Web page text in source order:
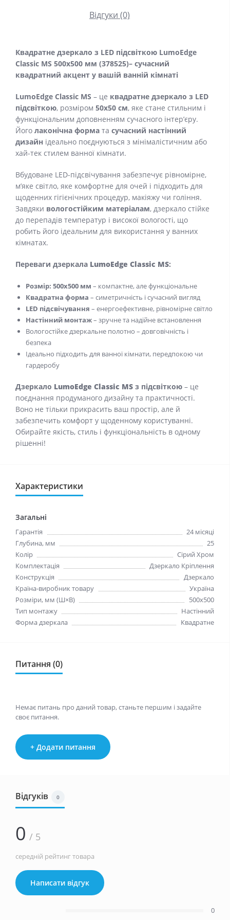
Відгуки (0)
Квадратне дзеркало з LED підсвіткою LumoEdge
Classic MS 500x500 мм (378525)– сучасний
квадратний акцент у вашій ванній кімнаті
LumoEdge Classic MS – це квадратне дзеркало з LED
підсвіткою, розміром 50x50 см, яке стане стильним і
функціональним доповненням сучасного інтер’єру.
Його лаконічна форма та сучасний настінний
дизайн ідеально поєднуються з мінімалістичним або
хай-тек стилем ванної кімнати.
Вбудоване LED-підсвічування забезпечує рівномірне,
м’яке світло, яке комфортне для очей і підходить для
щоденних гігієнічних процедур, макіяжу чи гоління.
Завдяки вологостійким матеріалам, дзеркало стійке
до перепадів температур і високої вологості, що
робить його ідеальним для використання у ванних
кімнатах.
Переваги дзеркала LumoEdge Classic MS:
Розмір: 500x500 мм – компактне, але функціональне
Квадратна форма – симетричність і сучасний вигляд
LED підсвічування – енергоефективне, рівномірне світло
Настінний монтаж– зручне та надійне встановлення
Вологостійке дзеркальне полотно – довговічність і
безпека
Ідеально підходить для ванної кімнати, передпокою чи
гардеробу
Дзеркало LumoEdge Classic MS з підсвіткою – це
поєднання продуманого дизайну та практичності.
Воно не тільки прикрасить ваш простір, але й
забезпечить комфорт у щоденному користуванні.
Обирайте якість, стиль і функціональність в одному
рішенні!
Характеристики
Загальні
Гарантія
24 місяці
Глубина, мм
25
Колір
Сiрий Хром
Комплектація
Дзеркало Кріплення
Конструкція
Дзеркало
Країна-виробник товару
Україна
Розміри, мм (Ш×В)
500x500
Тип монтажу
Настінний
Форма дзеркала
Квадратне
Питання (0)
Немає питань про даний товар, станьте першим і задайте
своє питання.
+ Додати питання
Відгуків 0
0 / 5
середній рейтинг товара
Написати відгук
0